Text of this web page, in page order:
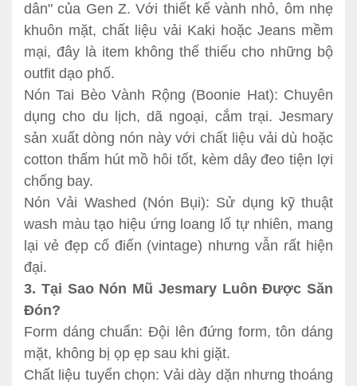
dân" của Gen Z. Với thiết kế vành nhỏ, ôm nhẹ
khuôn mặt, chất liệu vải Kaki hoặc Jeans mềm
mại, đây là item không thể thiếu cho những bộ
outfit dạo phố.
Nón Tai Bèo Vành Rộng (Boonie Hat): Chuyên
dụng cho du lịch, dã ngoại, cắm trại. Jesmary
sản xuất dòng nón này với chất liệu vải dù hoặc
cotton thấm hút mồ hôi tốt, kèm dây đeo tiện lợi
chống bay.
Nón Vải Washed (Nón Bụi): Sử dụng kỹ thuật
wash màu tạo hiệu ứng loang lổ tự nhiên, mang
lại vẻ đẹp cổ điển (vintage) nhưng vẫn rất hiện
đại.
3. Tại Sao Nón Mũ Jesmary Luôn Được Săn
Đón?
Form dáng chuẩn: Đội lên đứng form, tôn dáng
mặt, không bị ọp ẹp sau khi giặt.
Chất liệu tuyển chọn: Vải dày dặn nhưng thoáng